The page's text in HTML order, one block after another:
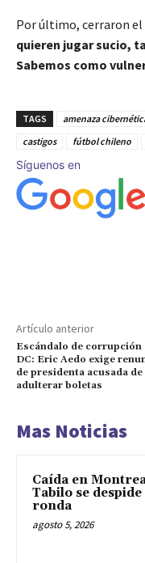
Por último, cerraron el
quieren jugar sucio,
Sabemos como
TAGS amenaza
castigos
fútbol chileno
Síguenos en
Artículo anterior
Escándalo de corrupción
DC: Eric Aedo exige
de presidenta acusada de
adulterar boletas
Mas Noticias
Caída en
Tabilo se despide
ronda
agosto 5, 2026